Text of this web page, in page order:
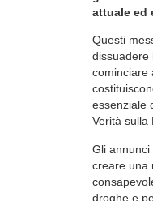
attuale ed
Questi
dissuadere
cominciare
essenziale
Verità sulla
Gli
creare una
droghe e